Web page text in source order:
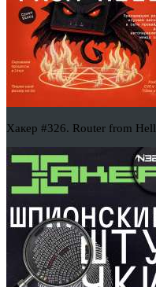
Хакер #326. Router from Hell